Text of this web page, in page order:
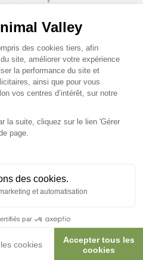
Valley
du
des cookies tiers, afin
site, améliorer votre expérience
la performance du site et
ainsi que pour vous
vos centres d’intérêt, sur notre
la suite, cliquez sur le lien 'Gérer
page.
des cookies.
et automatisation
par
cookies
Accepter tous les
cookies
consent
un chien adulte ?